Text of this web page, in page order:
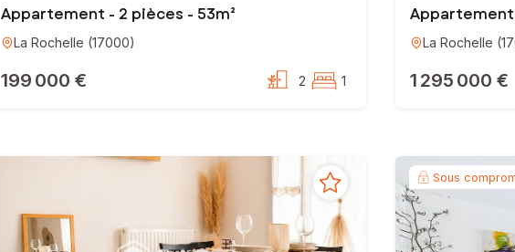
Appartement - 2 pièces - 53m²
La Rochelle (17000)
199 000 € 2 1
Appartement
La Rochelle (
1 295 000 €
Sous